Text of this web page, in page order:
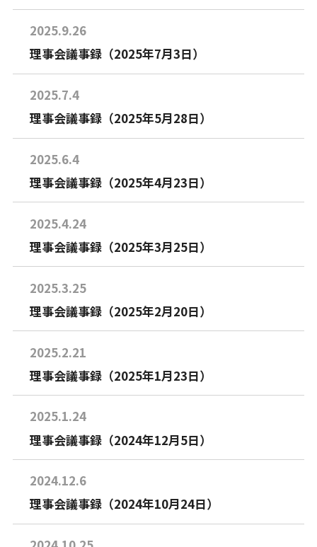
2025.9.26
理事会議事録（2025年7月3日）
2025.7.4
理事会議事録（2025年5月28日）
2025.6.4
理事会議事録（2025年4月23日）
2025.4.24
理事会議事録（2025年3月25日）
2025.3.25
理事会議事録（2025年2月20日）
2025.2.21
理事会議事録（2025年1月23日）
2025.1.24
理事会議事録（2024年12月5日）
2024.12.6
理事会議事録（2024年10月24日）